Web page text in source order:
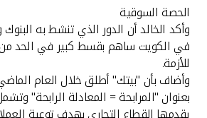
الحصة السوقية
وأكد الخالد أن الدور الذي تنشط به
في الكويت ساهم بقسط كبير في الحد من
للأزمة.
وأضاف بأن "بيتك" أطلق خلال العام
بعنوان "المرابحة = المعادلة الرابحة"